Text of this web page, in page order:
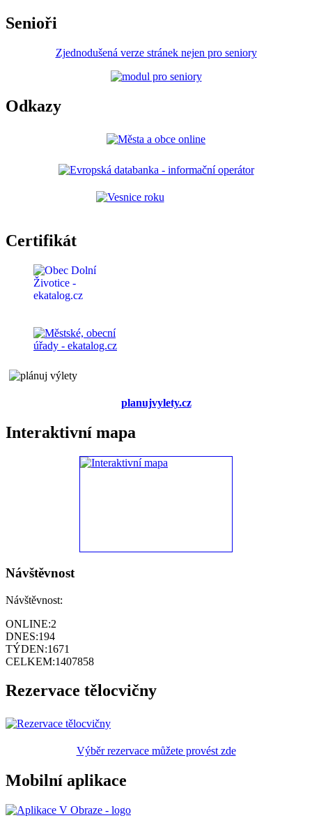
Senioři
Zjednodušená verze stránek nejen pro seniory
Odkazy
Certifikát
planujvylety.cz
Interaktivní mapa
Návštěvnost
Návštěvnost:
ONLINE:2
DNES:194
TÝDEN:1671
CELKEM:1407858
Rezervace tělocvičny
Výběr rezervace můžete provést zde
Mobilní aplikace